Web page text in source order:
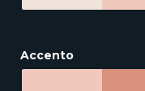
Accento